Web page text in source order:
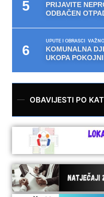
PRIJAVITE
ODBAČEN
UPUTE I OBRASCI VAŽNO
KOMUNALNA
UKOPA
OBAVIJESTI PO